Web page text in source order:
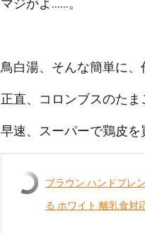
マジかよ……。
鳥白湯、そんな簡単に、
正直、コロンブスのたま
早速、スーパーで鶏皮を
ブラウン ハンドブレ
る ホワイト 離乳食対